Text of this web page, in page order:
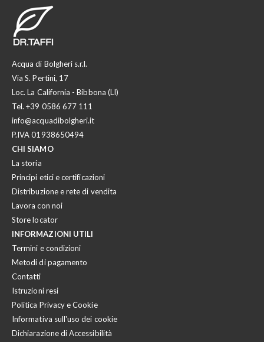
Acqua di Bolgheri s.r.l.
Via S. Pertini, 17
Loc. La California - Bibbona (LI)
Tel.+39 0586 677 111
info@acquadibolgheri.it
P.IVA 01938650494
CHI SIAMO
La storia
Principi etici e certificazioni
Distribuzione e rete di vendita
Lavora con noi
Store locator
INFORMAZIONI UTILI
Termini e condizioni
Metodi di pagamento
Contatti
Istruzioni resi
Politica Privacy e Cookie
Informativa sull'uso dei cookie
Dichiarazione di Accessibilità